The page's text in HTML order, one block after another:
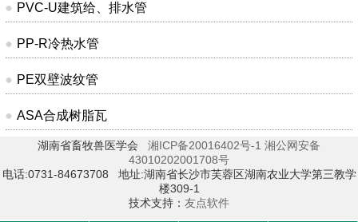
PVC-U建筑给、排水管
PP-R冷热水管
PE双壁波纹管
ASA合成树脂瓦
湖南省畜牧兽医学会 湘ICP备20016402号-1 湘公网安备
43010202001708号
电话:0731-84673708 地址:湖南省长沙市芙蓉区湖南农业大学第三教学
楼309-1
技术支持： 友点软件